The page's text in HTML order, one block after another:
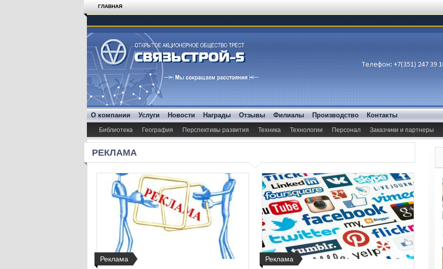
ГЛАВНАЯ
О компании Услуги Новости Награды Отзывы Филиалы Производство Контакты
Библиотека География Перспективы развития Техника Технологии Персонал Заказчики и партнеры
РЕКЛАМА
Реклама Реклама